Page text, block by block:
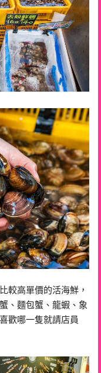
較高單價的活海鮮，
、麵包蟹、龍蝦、象
歡哪一隻就請店員